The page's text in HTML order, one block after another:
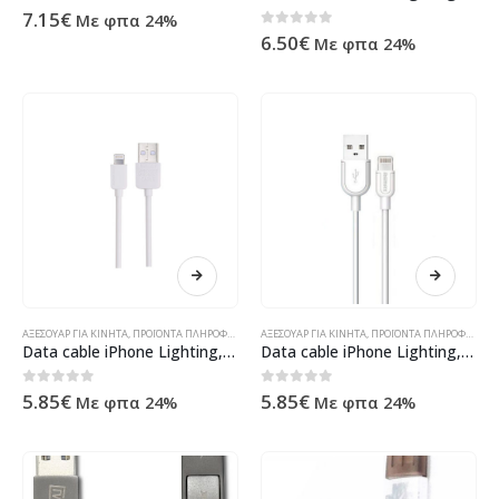
0out of 5
7.15€ Με φπα 24%
0out of 5
6.50€ Με φπα 24%
ΑΞΕΣΟΥΑΡ ΓΙΑ ΚΙΝΗΤΑ ΠΡΟΪΌΝΤΑ ΠΛΗΡΟΦΟΡΙΚΉΣ - ΚΙΝΗΤΉΣ ΤΗΛΕΦΩΝΊΑΣ - ΗΛΕΚΤΡΟΝΙΚΆ
Data cable iPhone Lighting, Remax RC-006i, 1m, White – 14356
0out of 5
5.85€ Με φπα 24%
ΑΞΕΣΟΥΑΡ ΓΙΑ ΚΙΝΗΤΑ ΠΡΟΪΌΝΤΑ ΠΛΗΡΟΦΟΡΙΚΉΣ - ΚΙΝΗΤΉΣ ΤΗΛΕΦΩΝΊΑΣ - ΗΛΕΚΤΡΟΝΙΚΆ
Data cable iPhone Lighting, Remax Souffle RC-031i, 1m, White – 14353
0out of 5
5.85€ Με φπα 24%